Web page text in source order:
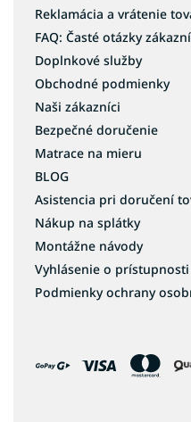
Reklamácia a vrátenie
FAQ: Časté otázky
Doplnkové služby
Obchodné podmienky
Naši zákazníci
Bezpečné doručenie
Matrace na mieru
BLOG
Asistencia pri doručení
Nákup na splátky
Montážne návody
Vyhlásenie o prístupnosti
Podmienky ochrany